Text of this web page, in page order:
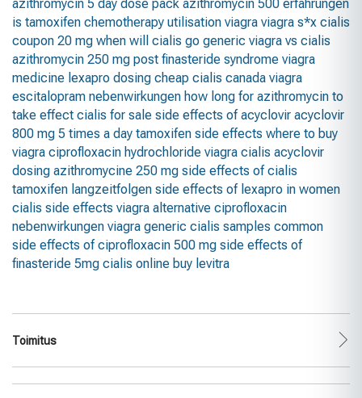
azithromycin 5 day dose pack azithromycin 500 erfahrungen
is tamoxifen chemotherapy utilisation viagra viagra s*x cialis
coupon 20 mg when will cialis go generic viagra vs cialis
azithromycin 250 mg post finasteride syndrome viagra
medicine lexapro dosing cheap cialis canada viagra
escitalopram nebenwirkungen how long for azithromycin to
take effect cialis for sale side effects of acyclovir acyclovir
800 mg 5 times a day tamoxifen side effects where to buy
viagra ciprofloxacin hydrochloride viagra cialis acyclovir
dosing azithromycine 250 mg side effects of cialis
tamoxifen langzeitfolgen side effects of lexapro in women
cialis side effects viagra alternative ciprofloxacin
nebenwirkungen viagra generic cialis samples common
side effects of ciprofloxacin 500 mg side effects of
finasteride 5mg cialis online buy levitra
Toimitus